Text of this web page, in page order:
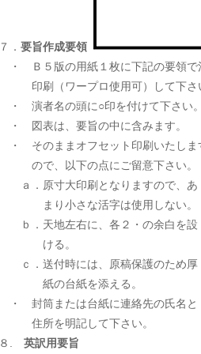
７． 要旨作成要領
・ Ｂ５版の用紙１枚に下記の要領で
印刷（ワープロ使用可）して下さ
・ 演者名の頭に○印を付けて下さい。
・ 図表は、要旨の中に含みます。
・ そのままオフセット印刷いたしま
ので、以下の点にご留意下さい。
ａ．原寸大印刷となりますので、あ
まり小さな活字は使用しない。
ｂ．天地左右に、各２・の余白を設
ける。
ｃ．送付時には、原稿保護のため厚
紙の台紙を添える。
・ 封筒または台紙に連絡先の氏名と
住所を明記して下さい。
８. 英訳用要旨